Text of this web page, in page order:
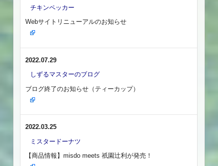
チキンペッカー
Webサイトリニューアルのお知らせ
2022.07.29
しずるマスターのブログ
ブログ終了のお知らせ（ティーカップ）
2022.03.25
ミスタードーナツ
【商品情報】misdo meets 祇園辻利が発売！